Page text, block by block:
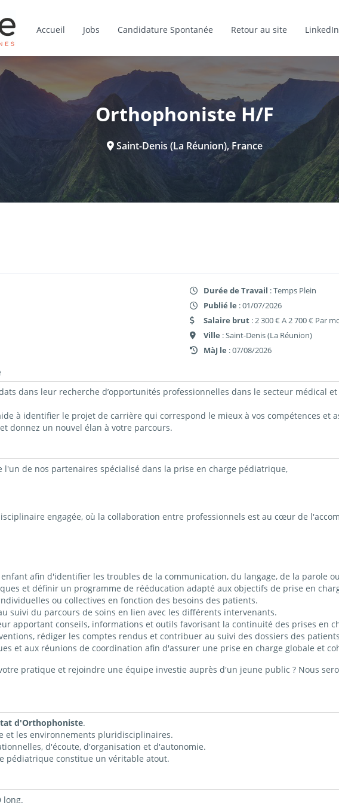
Accueil Jobs Candidature Spontanée Retour au site LinkedIn
Orthophoniste H/F
Saint-Denis (La Réunion), France
Durée de Travail : Temps Plein
Publié le : 01/07/2026
Salaire brut : 2 300 € A 2 700 € Par
Ville : Saint-Denis (La Réunion)
MàJ le : 07/08/2026
dans leur recherche d’opportunités professionnelles dans le secteur médical
à identifier le projet de carrière qui correspond le mieux à vos compétences et
donnez un nouvel élan à votre parcours.
l'un de nos partenaires spécialisé dans la prise en charge pédiatrique,
engagée, où la collaboration entre professionnels est au cœur de
afin d'identifier les troubles de la communication, du langage, de la parole
et définir un programme de rééducation adapté aux objectifs de prise en
ou collectives en fonction des besoins des patients.
suivi du parcours de soins en lien avec les différents intervenants.
apportant conseils, informations et outils favorisant la continuité des prises en
rédiger les comptes rendus et contribuer au suivi des dossiers des
et aux réunions de coordination afin d'assurer une prise en charge globale et
pratique et rejoindre une équipe investie auprès d'un jeune public ? Nous
d'Orthophoniste.
et les environnements pluridisciplinaires.
d'écoute, d'organisation et d'autonomie.
pédiatrique constitue un véritable atout.
long.